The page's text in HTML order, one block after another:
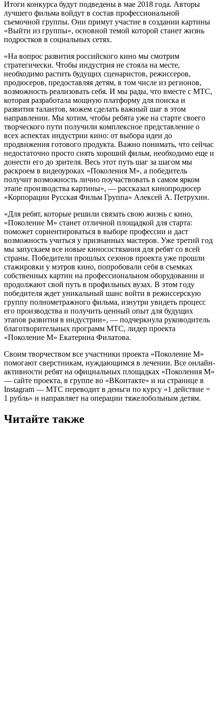
Итоги конкурса будут подведены в мае 2018 года. Авторы
лучшего фильма войдут в состав профессиональной
съемочной группы. Они примут участие в создании картины
«Выйти из группы», основной темой которой станет жизнь
подростков в социальных сетях.
«На вопрос развития российского кино мы смотрим
стратегически. Чтобы индустрия не стояла на месте,
необходимо растить будущих сценаристов, режиссеров,
продюсеров, предоставляя детям, в том числе из регионов,
возможность реализовать себя. И мы рады, что вместе с МТС,
которая разработала мощную платформу для поиска и
развития талантов, можем сделать важный шаг в этом
направлении. Мы хотим, чтобы ребята уже на старте своего
творческого пути получили комплексное представление о
всех аспектах индустрии кино: от выбора идеи до
продвижения готового продукта. Важно понимать, что сейчас
недостаточно просто снять хороший фильм, необходимо еще и
донести его до зрителя. Весь этот путь шаг за шагом мы
раскроем в видеоуроках «Поколения М», а победитель
получит возможность лично поучаствовать в самом ярком
этапе производства картины», — рассказал кинопродюсер
«Корпорации Русская Фильм Группа» Алексей А. Петрухин.
«Для ребят, которые решили связать свою жизнь с кино,
«Поколение М» станет отличной площадкой для старта:
поможет сориентироваться в выборе профессии и даст
возможность учиться у признанных мастеров. Уже третий год
мы запускаем все новые киносостязания для ребят со всей
страны. Победители прошлых сезонов проекта уже прошли
стажировки у мэтров кино, попробовали себя в съемках
собственных картин на профессиональном оборудовании и
продолжают свой путь в профильных вузах. В этом году
победителя ждет уникальный шанс войти в режиссерскую
группу полнометражного фильма, изнутри увидеть процесс
его производства и получить ценный опыт для будущих
этапов развития в индустрии», — подчеркнула руководитель
благотворительных программ МТС, лидер проекта
«Поколение М» Екатерина Филатова.
Своим творчеством все участники проекта «Поколение М»
помогают сверстникам, нуждающимся в лечении. Все онлайн-
активности ребят на официальных площадках «Поколения М»
— сайте проекта, в группе во «ВКонтакте» и на странице в
Instagram — МТС переводит в деньги по курсу «1 действие =
1 рубль» и направляет на операции тяжелобольным детям.
Читайте также